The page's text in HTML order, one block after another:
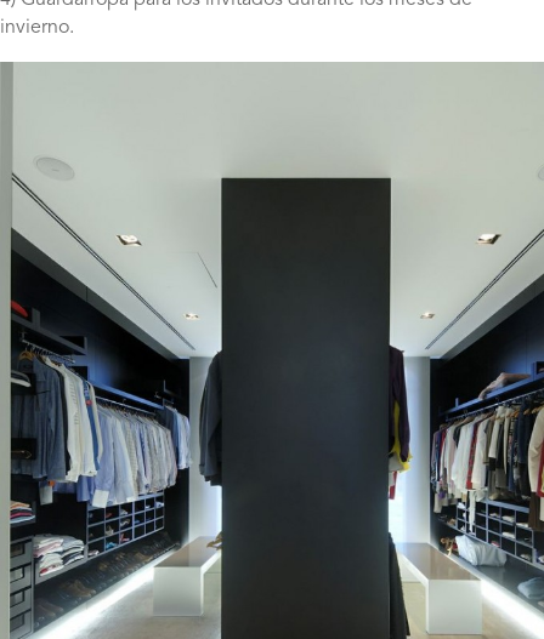
invierno.